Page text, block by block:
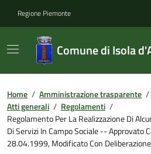
Regione Piemonte
Comune di Isola
Home / Amministrazione trasparente /
Atti generali / Regolamenti /
Regolamento Per La Realizzazione Di
Di Servizi In Campo Sociale -- Approvato
28.04.1999, Modificato Con